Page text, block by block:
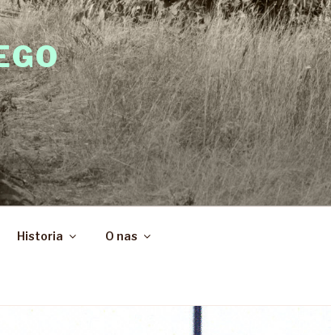
Historia O nas